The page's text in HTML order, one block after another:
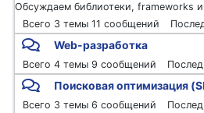
Обсуждаем библиотеки, frameworks и
3 темы 11 сообщений
Web-разработка
4 темы 9 сообщений
Поисковая оптимизация
3 темы 6 сообщений